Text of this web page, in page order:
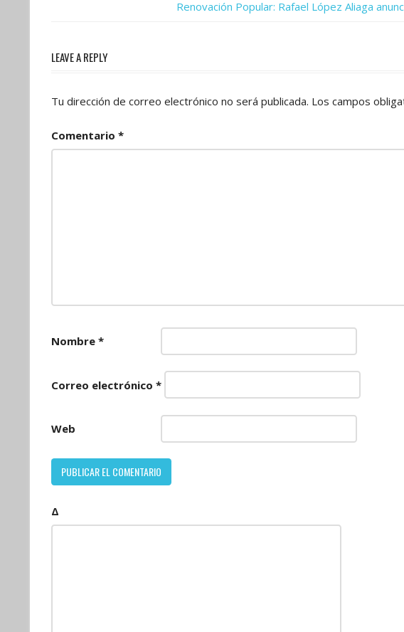
Next
Renovación Popular: Rafael López Aliaga
LEAVE A REPLY
Tu dirección de correo electrónico no será publicada. Los campos
Comentario *
Nombre *
Correo electrónico *
Web
Δ